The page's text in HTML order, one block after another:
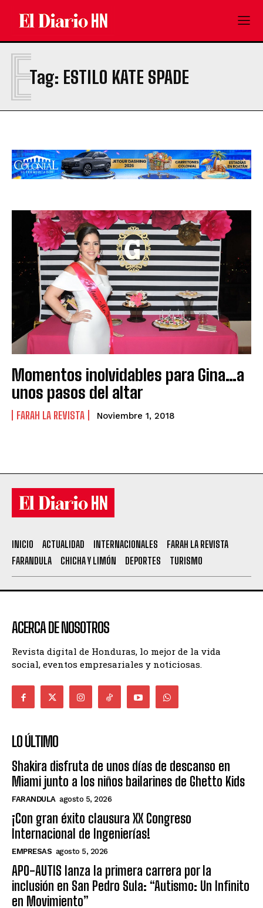
Tag: ESTILO KATE SPADE
E
Momentos inolvidables para Gina…a
unos pasos del altar
FARAH LA REVISTA Noviembre 1, 2018
INICIO ACTUALIDAD INTERNACIONALES
FARAH LA REVISTA
FARANDULA
CHICHA Y LIMÓN DEPORTES TURISMO
ACERCA DE NOSOTROS
Revista digital de Honduras, lo mejor de la vida
social, eventos empresariales y noticiosas.
LO ÚLTIMO
Shakira disfruta de unos días de descanso en
Miami junto a los niños bailarines de Ghetto Kids
FARANDULA agosto 5, 2026
¡Con gran éxito clausura XX Congreso
Internacional de Ingenierías!
EMPRESAS agosto 5, 2026
APO-AUTIS lanza la primera carrera por la
inclusión en San Pedro Sula: “Autismo: Un Infinito
en Movimiento”